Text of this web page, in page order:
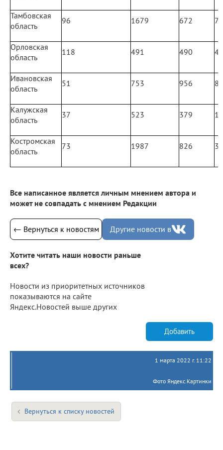
Тамбовская
область
96 1679 672 7
Орловская
область
118 491 490 4
Ивановская
область
51 753 956 8
Калужская
область
37 523 379 1
Костромская
область
73 1987 826 3
Все написанное является личным мнением автора и
может не совпадать с мнением Редакции
← Вернуться к новостям Другие новости в
Хотите читать наши новости раньше
всех?
Новости из приоритетных источников
показываются на сайте
Яндекс.Новостей выше других
Добавить
1 марта 2022 г. 11:22
Фото Яндекс.Картинки
Вернуться к списку новостей